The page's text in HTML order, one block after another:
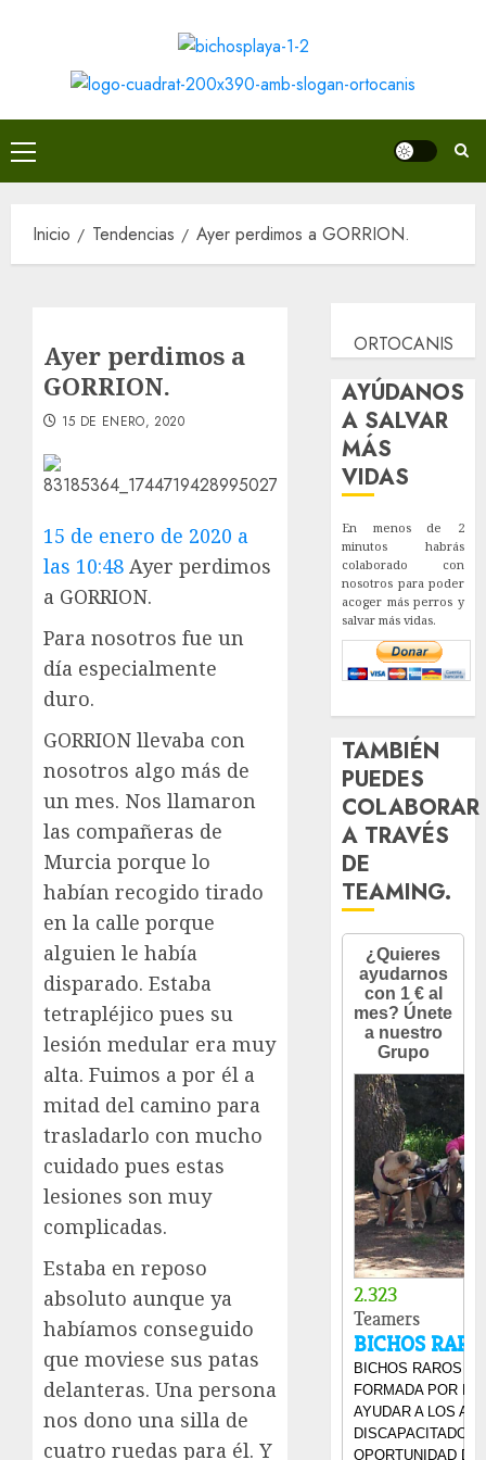
contenido
Menú
principal
Inicio Tendencias Ayer perdimos a GORRION.
Ayer perdimos a
GORRION.
15 DE ENERO, 2020
15 de enero de 2020 a
las 10:48 Ayer perdimos
a GORRION.
Para nosotros fue un
día especialmente
duro.
GORRION llevaba con
nosotros algo más de
un mes. Nos llamaron
las compañeras de
Murcia porque lo
habían recogido tirado
en la calle porque
alguien le había
disparado. Estaba
tetrapléjico pues su
lesión medular era muy
alta. Fuimos a por él a
mitad del camino para
trasladarlo con mucho
cuidado pues estas
lesiones son muy
complicadas.
Estaba en reposo
absoluto aunque ya
habíamos conseguido
que moviese sus patas
delanteras. Una persona
nos dono una silla de
cuatro ruedas para él. Y
ORTOCANIS
AYÚDANOS
A SALVAR
MÁS
VIDAS
En menos de 2
minutos habrás
colaborado con
nosotros para poder
acoger más perros y
salvar más vidas.
TAMBIÉN
PUEDES
COLABORAR
A TRAVÉS
DE
TEAMING.